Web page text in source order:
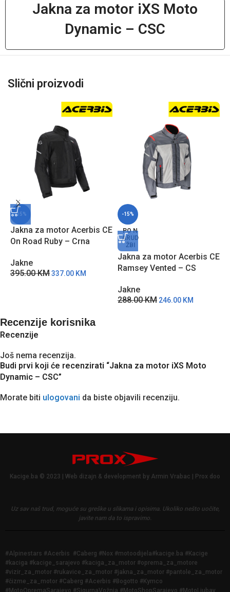
Jakna za motor iXS Moto
Dynamic – CSC
Slični proizvodi
-15%
Jakna za motor Acerbis CE
On Road Ruby – Crna
Jakne
395.00KM337.00 KM
-15%
PO N
ARUD
ŽBI
Jakna za motor Acerbis CE
Ramsey Vented – CS
Jakne
288.00KM 246.00 KM
Recenzije korisnika
Recenzije
Još nema recenzija.
Budi prvi koji će recenzirati “Jakna za motor iXS Moto
Dynamic – CSC”
Morate biti ulogovani da biste objavili recenziju.
Kacige.ba © 2023 | Web dizajn & development by Armin Vrabac | Prox doo
Uz sav naš trud, moguće su greške u slikama i opisima. Ukoliko nešto uočite,
javite nam da to ispravimo.
#Alpinestars #Acerbis #Caberg #Nox #motoodijela#kacige.ba #Kacige
#kaciga #kacige_sarajevo #kaciga_za_motor #oprema_za_motore
#vizir_za_motor #rukavice_za_motor #jakna_za_motor #pantole_za_motor
#čizme_za_motor #Caberg #Acerbis #Bogotto #Kymco